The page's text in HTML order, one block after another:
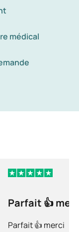
médical
Parfait 👍
Parfait 👍 merci